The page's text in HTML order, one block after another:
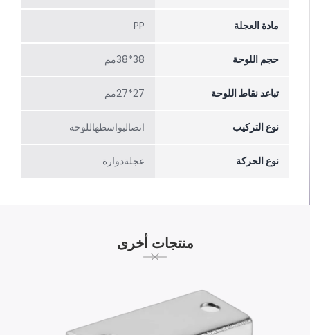
مادة العجلة PP
حجم اللوحة 38*38مم
تباعد نقاط اللوحة 27*27مم
نوع التركيب اتصالبواسطهاللوحة
نوع الحركة عجلةدوارة
منتجات أخرى